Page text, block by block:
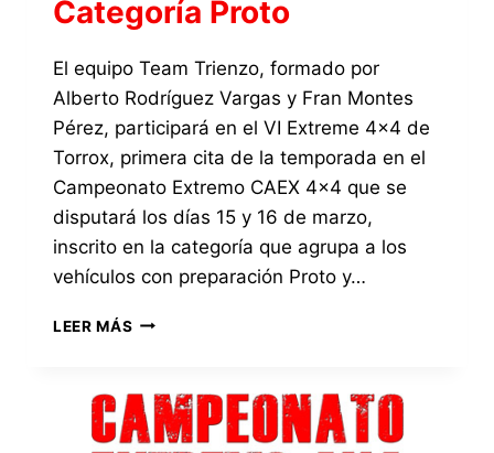
Categoría Proto
El equipo Team Trienzo, formado por
Alberto Rodríguez Vargas y Fran Montes
Pérez, participará en el VI Extreme 4×4 de
Torrox, primera cita de la temporada en el
Campeonato Extremo CAEX 4×4 que se
disputará los días 15 y 16 de marzo,
inscrito en la categoría que agrupa a los
vehículos con preparación Proto y…
LEER MÁS EXTREME
TORROX
2025,
INSCRITO